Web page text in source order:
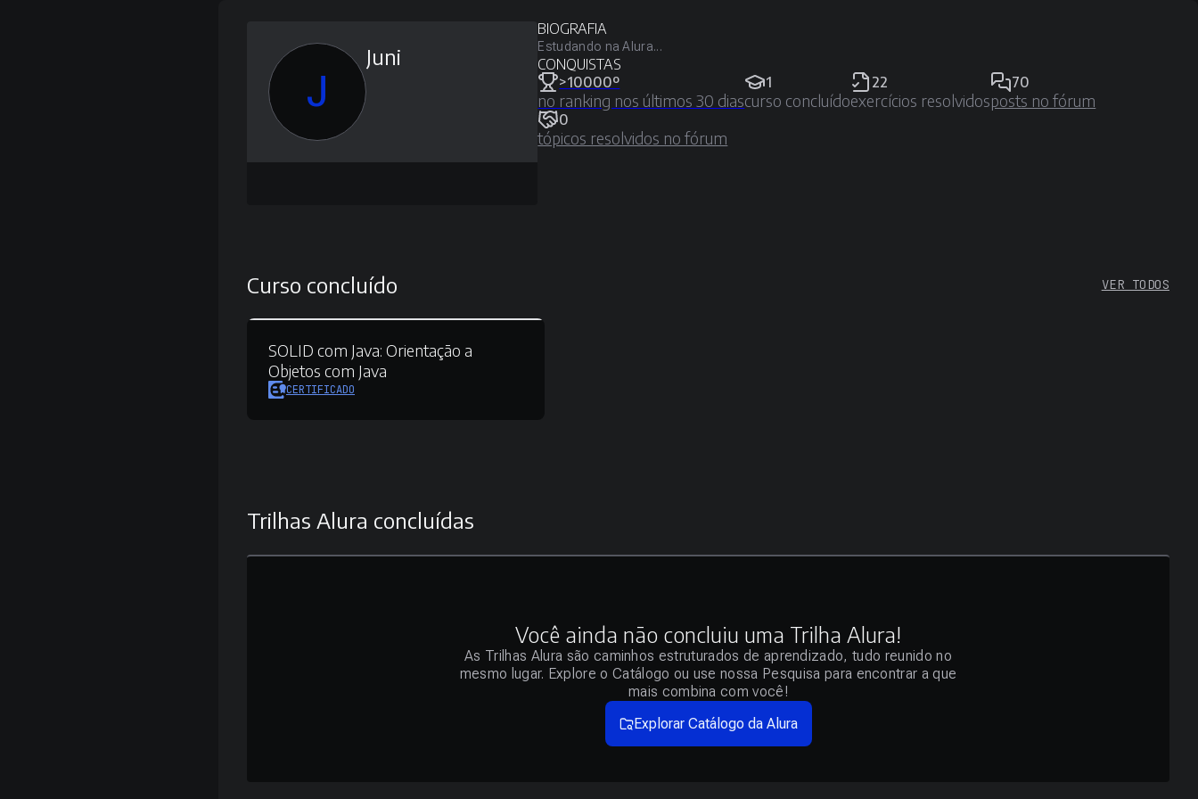
J
Juni
BIOGRAFIA
Estudando na Alura...
CONQUISTAS
>10000º
no ranking nos últimos 30 dias
1
curso concluído
22
exercícios resolvidos
70
posts no fórum
0
tópicos resolvidos no fórum
Curso concluído VER TODOS
SOLID com Java: Orientação a
Objetos com Java
CERTIFICADO
Trilhas Alura concluídas
Você ainda não concluiu uma Trilha Alura!
As Trilhas Alura são caminhos estruturados de aprendizado, tudo reunido no
mesmo lugar. Explore o Catálogo ou use nossa Pesquisa para encontrar a que
mais combina com você!
Explorar Catálogo da Alura